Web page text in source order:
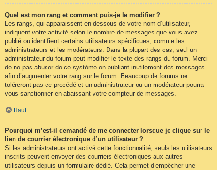
Quel est mon rang et comment puis-je le modifier ?
Les rangs, qui apparaissent en dessous de votre nom d’utilisateur,
indiquent votre activité selon le nombre de messages que vous avez
publié ou identifient certains utilisateurs spécifiques, comme les
administrateurs et les modérateurs. Dans la plupart des cas, seul un
administrateur du forum peut modifier le texte des rangs du forum. Merci
de ne pas abuser de ce système en publiant inutilement des messages
afin d’augmenter votre rang sur le forum. Beaucoup de forums ne
toléreront pas ce procédé et un administrateur ou un modérateur pourra
vous sanctionner en abaissant votre compteur de messages.
Haut
Pourquoi m’est-il demandé de me connecter lorsque je clique sur le
lien de courrier électronique d’un utilisateur ?
Si les administrateurs ont activé cette fonctionnalité, seuls les utilisateurs
inscrits peuvent envoyer des courriers électroniques aux autres
utilisateurs depuis un formulaire dédié. Cela permet d’empêcher une